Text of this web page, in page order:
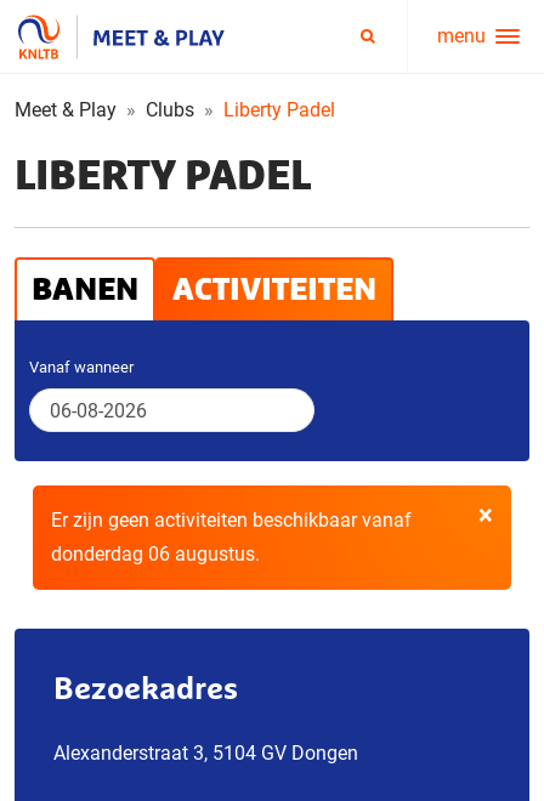
Service
menu
menu
Meet & Play Clubs Liberty Padel
LIBERTY PADEL
BANEN ACTIVITEITEN
Vanaf wanneer
×
Er zijn geen activiteiten beschikbaar vanaf
donderdag 06 augustus.
Bezoekadres
Alexanderstraat 3, 5104 GV Dongen